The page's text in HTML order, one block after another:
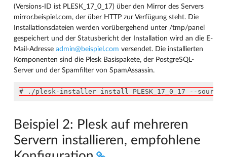
(Versions-ID ist PLESK_17_0_17) über den Mirror des Servers
mirror.beispiel.com, der über HTTP zur Verfügung steht. Die
Installationsdateien werden vorübergehend unter /tmp/panel
gespeichert und der Statusbericht der Installation wird an die E-
Mail-Adresse admin@ beispiel .com versendet. Die installierten
Komponenten sind die Plesk Basispakete, der PostgreSQL-
Server und der Spamfilter von SpamAssassin.
# ./plesk-installer install PLESK_17_0_17 --source
Beispiel 2: Plesk auf mehreren
Servern installieren, empfohlene